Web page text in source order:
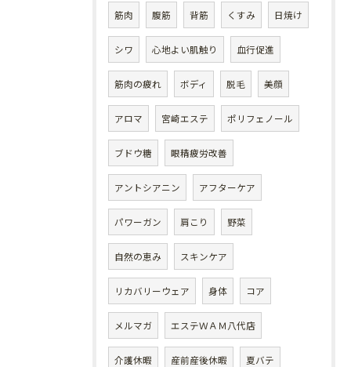
筋肉 腹筋 背筋 くすみ 日焼け
シワ 心地よい肌触り 血行促進
筋肉の疲れ ボディ 脱毛 美顔
アロマ 宮崎エステ ポリフェノール
ブドウ糖 眼精疲労改善
アントシアニン アフターケア
パワーガン 肩こり 野菜
自然の恵み スキンケア
リカバリーウェア 身体 コア
メルマガ エステＷＡＭ八代店
介護休暇 産前産後休暇 夏バテ